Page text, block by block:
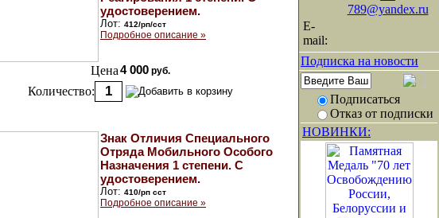
удостоверением.
Лот: 412/рп/сст
Подробное описание »
Цена4 000 руб.
Количество:
Знак Отличия Специального
Отряда Мобильного Особого
Назначения 1 степени. С
удостоверением.
Лот: 410/рп сст
Подробное описание »
789@yandex.ru
E-
mail:
Подписка на новости
Подписаться
Отказ от подписки
НОВИНКИ: